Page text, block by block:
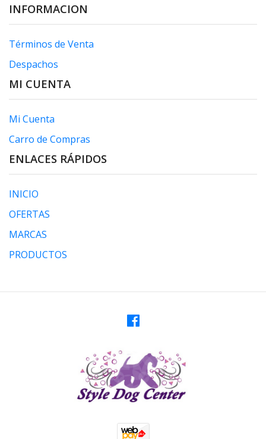
INFORMACION
Términos de Venta
Despachos
MI CUENTA
Mi Cuenta
Carro de Compras
ENLACES RÁPIDOS
INICIO
OFERTAS
MARCAS
PRODUCTOS